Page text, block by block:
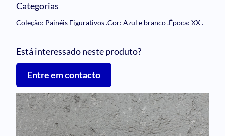
Categorias
Coleção: Painéis Figurativos.Cor: Azul e branco.Época: XX.
Está interessado neste produto?
Entre em contacto